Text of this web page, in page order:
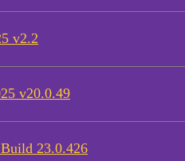
v2.2
v20.0.49
23.0.426